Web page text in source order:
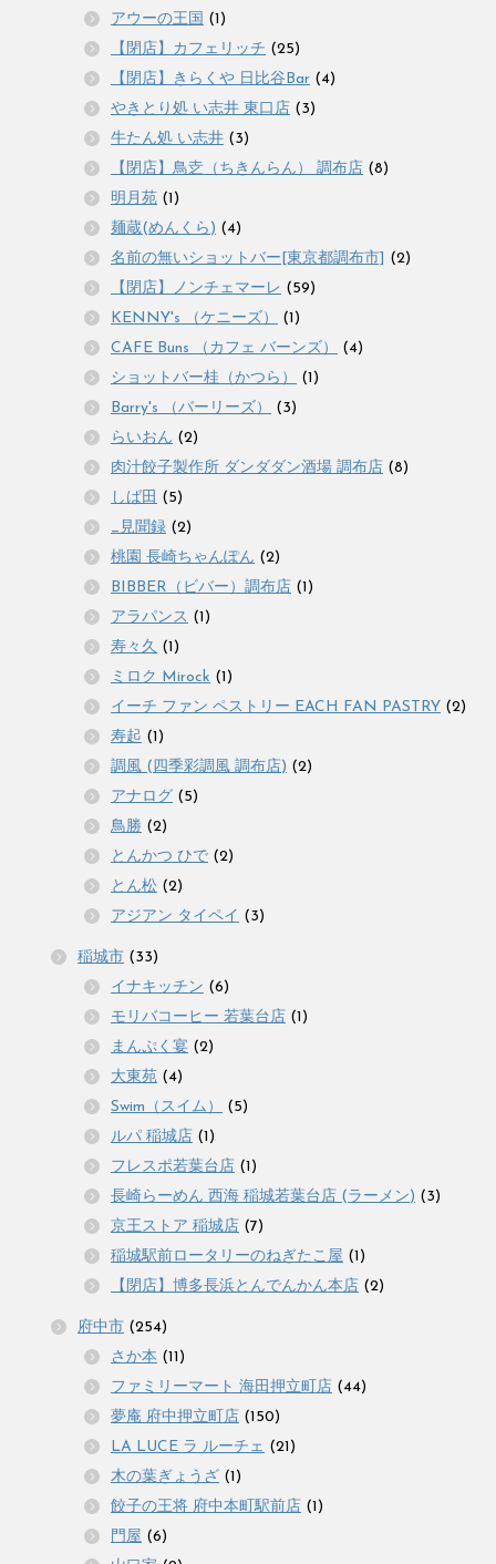
アウーの王国 (1)
【閉店】カフェリッチ (25)
【閉店】きらくや 日比谷Bar (4)
やきとり処 い志井 東口店 (3)
牛たん処 い志井 (3)
【閉店】鳥赱（ちきんらん） 調布店 (8)
明月苑 (1)
麺蔵(めんくら) (4)
名前の無いショットバー[東京都調布市]
(2)
【閉店】ノンチェマーレ (59)
KENNY's （ケニーズ）
(1)
CAFE Buns （カフェ バーンズ）
(4)
ショットバー桂（かつら）
(1)
Barry's （バーリーズ）
(3)
らいおん (2)
肉汁餃子製作所 ダンダダン酒場 調布店 (8)
しば田 (5)
_見聞録 (2)
桃園 長崎ちゃんぽん (2)
BIBBER（ビバー）調布店 (1)
アラパンス (1)
寿々久 (1)
ミロク Mirock (1)
イーチ ファン ペストリー EACH FAN PASTRY (2)
寿起 (1)
調風 (四季彩調風 調布店) (2)
アナログ (5)
鳥勝 (2)
とんかつ ひで (2)
とん松 (2)
アジアン タイペイ (3)
稲城市 (33)
イナキッチン (6)
モリバコーヒー 若葉台店 (1)
まんぷく宴 (2)
大東苑 (4)
Swim（スイム）
(5)
ルパ 稲城店 (1)
フレスポ若葉台店 (1)
長崎らーめん 西海 稲城若葉台店 (ラーメン) (3)
京王ストア 稲城店 (7)
稲城駅前ロータリーのねぎたこ屋 (1)
【閉店】博多長浜とんでんかん本店 (2)
府中市 (254)
さか本 (11)
ファミリーマート 海田押立町店 (44)
夢庵 府中押立町店 (150)
LA LUCE ラ ルーチェ (21)
木の葉ぎょうざ (1)
餃子の王将 府中本町駅前店 (1)
門屋 (6)